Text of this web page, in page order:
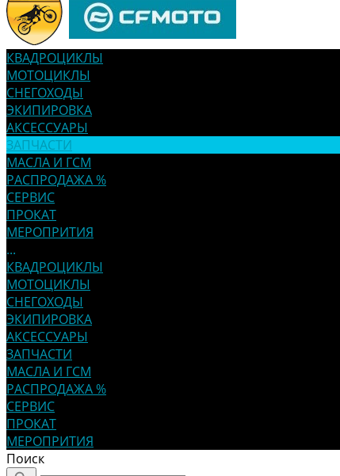
КВАДРОЦИКЛЫ
МОТОЦИКЛЫ
СНЕГОХОДЫ
ЭКИПИРОВКА
АКСЕССУАРЫ
ЗАПЧАСТИ
МАСЛА И ГСМ
РАСПРОДАЖА %
СЕРВИС
ПРОКАТ
МЕРОПРИТИЯ
...
КВАДРОЦИКЛЫ
МОТОЦИКЛЫ
СНЕГОХОДЫ
ЭКИПИРОВКА
АКСЕССУАРЫ
ЗАПЧАСТИ
МАСЛА И ГСМ
РАСПРОДАЖА %
СЕРВИС
ПРОКАТ
МЕРОПРИТИЯ
Поиск